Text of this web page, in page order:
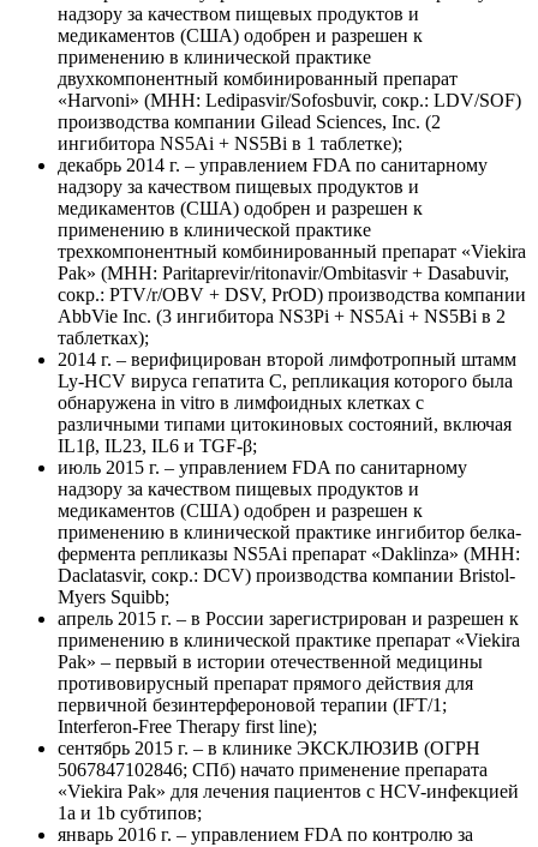
надзору за качеством пищевых продуктов и
медикаментов (США) одобрен и разрешен к
применению в клинической практике
двухкомпонентный комбинированный препарат
«Harvoni» (MHH: Ledipasvir/Sofosbuvir, сокр.: LDV/SOF)
производства компании Gilead Sciences, Inc. (2
ингибитора NS5Ai + NS5Bi в 1 таблетке);
декабрь 2014 г. – управлением FDA по санитарному
надзору за качеством пищевых продуктов и
медикаментов (США) одобрен и разрешен к
применению в клинической практике
трехкомпонентный комбинированный препарат «Viekira
Pak» (MHH: Paritaprevir/ritonavir/Ombitasvir + Dasabuvir,
сокр.: PTV/r/OBV + DSV, PrOD) производства компании
AbbVie Inc. (3 ингибитора NS3Pi + NS5Ai + NS5Bi в 2
таблетках);
2014 г. – верифицирован второй лимфотропный штамм
Ly-HCV вируса гепатита C, репликация которого была
обнаружена in vitro в лимфоидных клетках с
различными типами цитокиновых состояний, включая
IL1β, IL23, IL6 и TGF-β;
июль 2015 г. – управлением FDA по санитарному
надзору за качеством пищевых продуктов и
медикаментов (США) одобрен и разрешен к
применению в клинической практике ингибитор белка-
фермента репликазы NS5Ai препарат «Daklinza» (MHH:
Daclatasvir, сокр.: DCV) производства компании Bristol-
Myers Squibb;
апрель 2015 г. – в России зарегистрирован и разрешен к
применению в клинической практике препарат «Viekira
Pak» – первый в истории отечественной медицины
противовирусный препарат прямого действия для
первичной безинтерфероновой терапии (IFT/1;
Interferon-Free Therapy first line);
сентябрь 2015 г. – в клинике ЭКСКЛЮЗИВ (ОГРН
5067847102846; СПб) начато применение препарата
«Viekira Pak» для лечения пациентов с HCV-инфекцией
1а и 1b субтипов;
январь 2016 г. – управлением FDA по контролю за